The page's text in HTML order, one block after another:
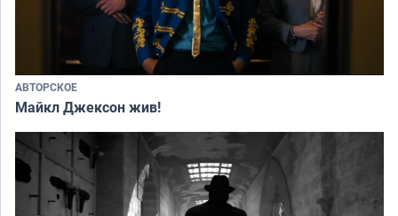
АВТОРСКОЕ
Майкл Джексон жив!